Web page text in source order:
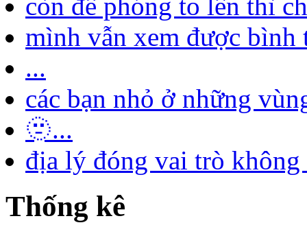
mình vẫn xem được bình
...
các bạn nhỏ ở những
🫥...
địa lý đóng vai trò
Thống kê